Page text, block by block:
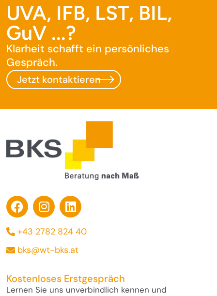
UVA, IFB, LST, BIL,
GuV ...?
Klarheit schafft ein persönliches
Gespräch.
Jetzt kontaktieren
+43 2782 824 40
bks@wt-bks.at
Kostenloses Erstgespräch
Lernen Sie uns unverbindlich kennen und